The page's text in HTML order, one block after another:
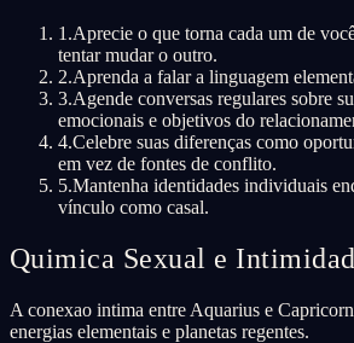
1 .Aprecie o que torna cada um de
tentar mudar o outro.
2.Aprenda a falar a linguagem
3.Agende conversas regulares sobre
emocionais e objetivos do
4.Celebre suas diferenças como
em vez de fontes de conflito.
5.Mantenha identidades individuais
vínculo como casal.
Quimica Sexual e
A conexao intima entre Aquarius e
energias elementais e planetas regentes.